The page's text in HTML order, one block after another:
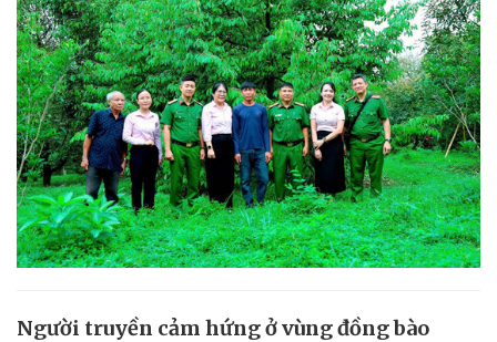
Người truyền cảm hứng ở vùng đồng bào